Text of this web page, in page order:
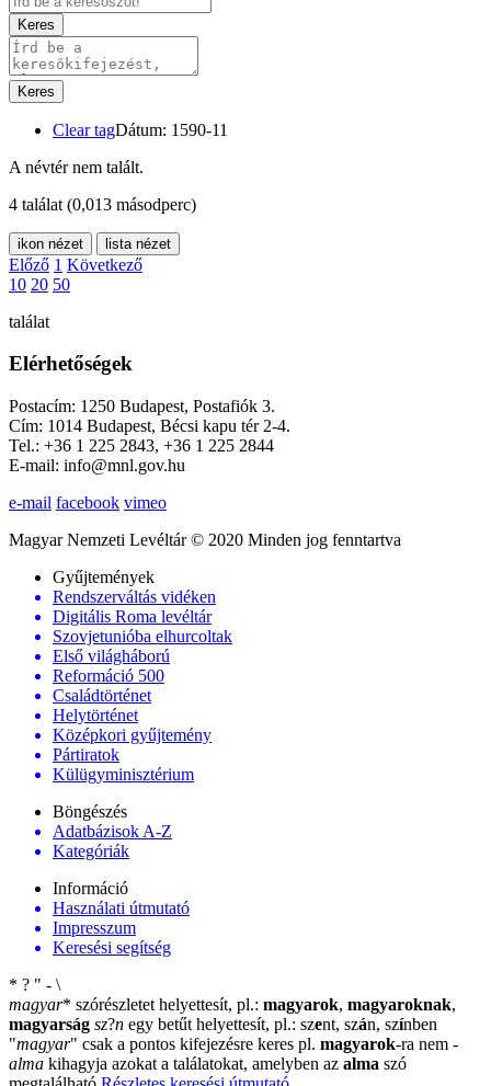
Keres
Keres
Clear tagDátum: 1590-11
A névtér nem talált.
4 találat (0,013 másodperc)
ikon nézet lista nézet
Előző 1 Következő
10 20 50
találat
Elérhetőségek
Postacím: 1250 Budapest, Postafiók 3.
Cím: 1014 Budapest, Bécsi kapu tér 2-4.
Tel.: +36 1 225 2843, +36 1 225 2844
E-mail: info@mnl.gov.hu
e-mail facebook vimeo
Magyar Nemzeti Levéltár © 2020 Minden jog fenntartva
Gyűjtemények
Rendszerváltás vidéken
Digitális Roma levéltár
Szovjetunióba elhurcoltak
Első világháború
Reformáció 500
Családtörténet
Helytörténet
Középkori gyűjtemény
Pártiratok
Külügyminisztérium
Böngészés
Adatbázisok A-Z
Kategóriák
Információ
Használati útmutató
Impresszum
Keresési segítség
* ? " - \
magyar* szórészletet helyettesít, pl.: magyarok, magyaroknak,
magyarság sz?n egy betűt helyettesít, pl.: szent, szán, színben
"magyar" csak a pontos kifejezésre keres pl. magyarok-ra nem -
alma kihagyja azokat a találatokat, amelyben az alma szó